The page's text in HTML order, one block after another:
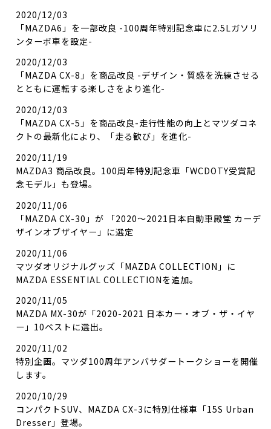
2020/12/03
「MAZDA6」を一部改良 -100周年特別記念車に2.5Lガソリ
ンターボ車を設定-
2020/12/03
「MAZDA CX-8」を商品改良 -デザイン・質感を洗練させる
とともに運転する楽しさをより進化-
2020/12/03
「MAZDA CX-5」を商品改良-走行性能の向上とマツダコネ
クトの最新化により、「走る歓び」を進化-
2020/11/19
MAZDA3 商品改良。100周年特別記念車「WCDOTY受賞記
念モデル」も登場。
2020/11/06
「MAZDA CX-30」が 「2020～2021日本自動車殿堂 カーデ
ザインオブザイヤー」に選定
2020/11/06
マツダオリジナルグッズ「MAZDA COLLECTION」に
MAZDA ESSENTIAL COLLECTIONを追加。
2020/11/05
MAZDA MX-30が「2020-2021 日本カー・オブ・ザ・イヤ
ー」10ベストに選出。
2020/11/02
特別企画。マツダ100周年アンバサダートークショーを開催
します。
2020/10/29
コンパクトSUV、MAZDA CX-3に特別仕様車「15S Urban
Dresser」登場。